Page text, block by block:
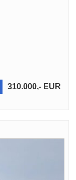
310.000,- EUR